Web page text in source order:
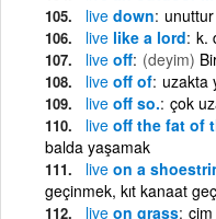
live down unuttur
live like a lord k.
live off (deyim)
live off of uzakta
live off so. çok
live off the fat of
balda yaşamak
live on a
geçinmek, kıt kanaat
live on grass cim